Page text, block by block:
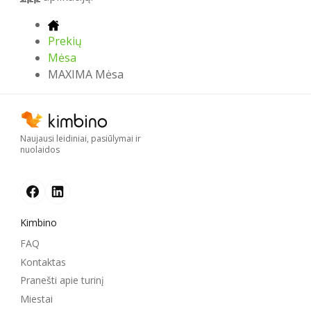
Prekių
Mėsa
MAXIMA Mėsa
Naujausi leidiniai, pasiūlymai ir
nuolaidos
Kimbino
FAQ
Kontaktas
Pranešti apie turinį
Miestai